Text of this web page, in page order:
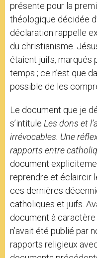
présente pour la
théologique décidée
déclaration rappelle
du christianisme.
étaient juifs, marqués
temps ; ce n’est que
possible de les
Le document que je
s’intitule Les dons et
irrévocables. Une
rapports entre
document
reprendre et éclaircir
ces dernières
catholiques et juifs.
document à
n’avait été publié par
rapports religieux